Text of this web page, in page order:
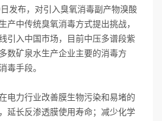
发布，对引入臭氧消毒副产物溴酸
产中传统臭氧消毒方式提出挑战，
引入中国市场，目前中压多谱段紫
数矿泉水生产企业主要的消毒方
毒手段。
电力行业改善膜生物污染和易堵的
延长反渗透膜使用寿命；减少化学